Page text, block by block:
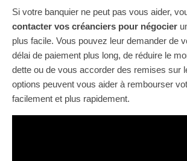
Si votre banquier ne peut pas vous aider,
contacter vos créanciers pour négocier
plus facile. Vous pouvez leur demander de
délai de paiement plus long, de réduire le
dette ou de vous accorder des remises sur
options peuvent vous aider à rembourser
facilement et plus rapidement.